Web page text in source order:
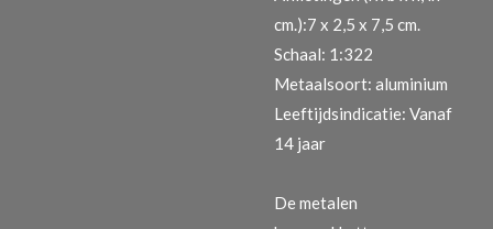
cm.):7 x 2,5 x 7,5 cm.
Schaal: 1:322
Metaalsoort: aluminium
Leeftijdsindicatie: Vanaf
14 jaar
De metalen